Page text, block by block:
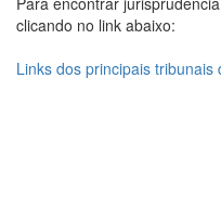
clicando no link abaixo:
Links dos principais tribunais